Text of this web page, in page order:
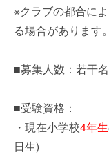
※クラブの都合に
る場合があります。
■募集人数：若干名
■受験資格：
・現在小学校4年生
日生)